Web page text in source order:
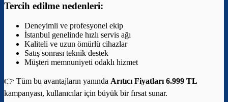
Tercih edilme nedenleri:
Deneyimli ve profesyonel ekip
İstanbul genelinde hızlı servis ağı
Kaliteli ve uzun ömürlü cihazlar
Satış sonrası teknik destek
Müşteri memnuniyeti odaklı hizmet
👉 Tüm bu avantajların yanında Arıtıcı Fiyatları 6.999 TL
kampanyası, kullanıcılar için büyük bir fırsat sunar.